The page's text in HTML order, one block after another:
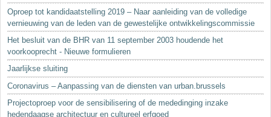
Oproep tot kandidaatstelling 2019 – Naar aanleiding van de volledige
vernieuwing van de leden van de gewestelijke ontwikkelingscommissie
Het besluit van de BHR van 11 september 2003 houdende het
voorkooprecht - Nieuwe formulieren
Jaarlijkse sluiting
Coronavirus – Aanpassing van de diensten van urban.brussels
Projectoproep voor de sensibilisering of de mededinging inzake
hedendaagse architectuur en cultureel erfgoed